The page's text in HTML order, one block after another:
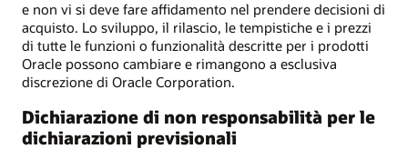
e non vi si deve fare affidamento nel prendere decisioni di
acquisto. Lo sviluppo, il rilascio, le tempistiche e i prezzi
di tutte le funzioni o funzionalità descritte per i prodotti
Oracle possono cambiare e rimangono a esclusiva
discrezione di Oracle Corporation.
Dichiarazione di non responsabilità per le
dichiarazioni previsionali